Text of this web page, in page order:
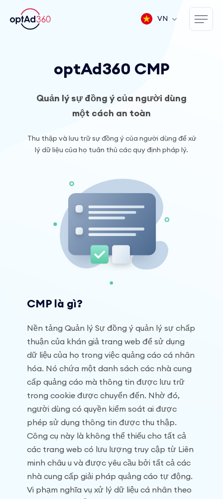
VN
optAd360 CMP
Quản lý sự đồng ý của người dùng
một cách an toàn
Thu thập và lưu trữ sự đồng ý của người dùng để xử
lý dữ liệu của họ tuân thủ các quy định pháp lý.
CMP là gì?
Nền tảng Quản lý Sự đồng ý quản lý sự chấp
thuận của khán giả trang web để sử dụng
dữ liệu của họ trong việc quảng cáo cá nhân
hóa. Nó chứa một danh sách các nhà cung
cấp quảng cáo mà thông tin được lưu trữ
trong cookie được chuyển đến. Nhờ đó,
người dùng có quyền kiểm soát ai được
phép sử dụng thông tin được thu thập.
Công cụ này là không thể thiếu cho tất cả
các trang web có lưu lượng truy cập từ Liên
minh châu u và được yêu cầu bởi tất cả các
nhà cung cấp giải pháp quảng cáo tự động.
Vi phạm nghĩa vụ xử lý dữ liệu cá nhân theo